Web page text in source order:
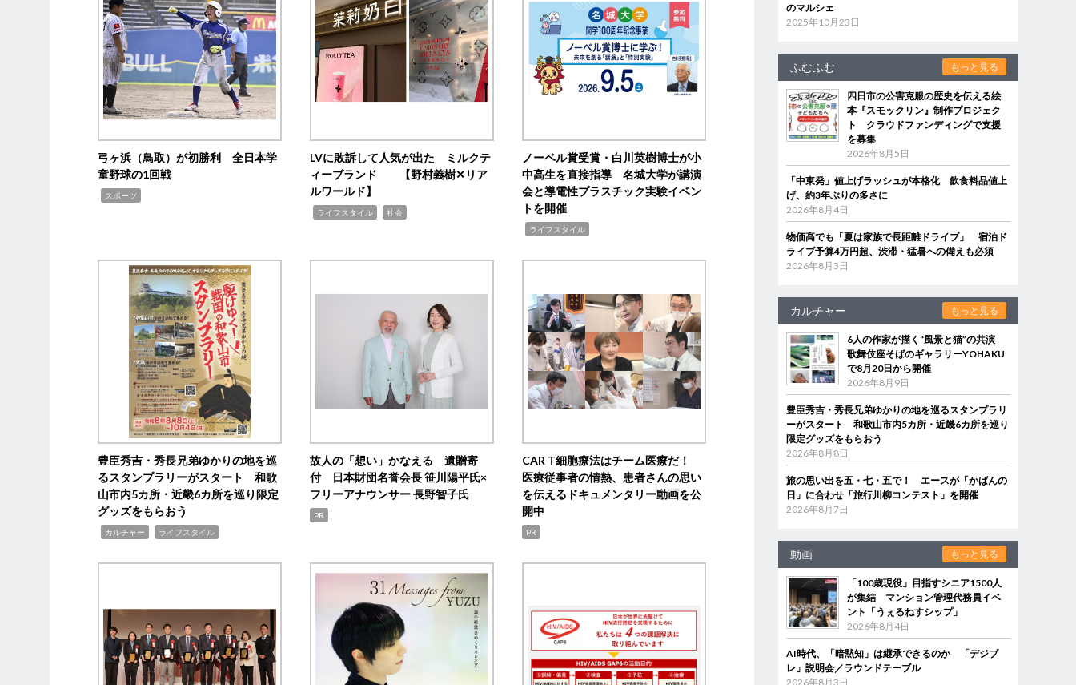
弓ヶ浜（鳥取）が初勝利 全日本学
童野球の1回戦
スポーツ
LVに敗訴して人気が出た ミルクテ
ィーブランド 【野村義樹✕リア
ルワールド】
ライフスタイル 社会
ノーベル賞受賞・白川英樹博士が小
中高生を直接指導 名城大学が講演
会と導電性プラスチック実験イベン
トを開催
ライフスタイル
豊臣秀吉・秀長兄弟ゆかりの地を巡
るスタンプラリーがスタート 和歌
山市内5カ所・近畿6カ所を巡り限定
グッズをもらおう
カルチャー ライフスタイル
故人の「想い」かなえる 遺贈寄
付 日本財団名誉会長 笹川陽平氏×
フリーアナウンサー 長野智子氏
PR
CAR T細胞療法はチーム医療だ！
医療従事者の情熱、患者さんの思い
を伝えるドキュメンタリー動画を公
開中
PR
のマルシェ
2025年10月23日
ふむふむ もっと見る
四日市の公害克服の歴史を伝える絵
本『スモックリン』制作プロジェク
ト クラウドファンディングで支援
を募集
2026年8月5日
「中東発」値上げラッシュが本格化 飲食料品値上
げ、約3年ぶりの多さに
2026年8月4日
物価高でも「夏は家族で長距離ドライブ」 宿泊ド
ライブ予算4万円超、渋滞・猛暑への備えも必須
2026年8月3日
カルチャー もっと見る
6人の作家が描く“風景と猫”の共演
歌舞伎座そばのギャラリーYOHAKU
で8月20日から開催
2026年8月9日
豊臣秀吉・秀長兄弟ゆかりの地を巡るスタンプラリ
ーがスタート 和歌山市内5カ所・近畿6カ所を巡り
限定グッズをもらおう
2026年8月8日
旅の思い出を五・七・五で！ エースが「かばんの
日」に合わせ「旅行川柳コンテスト」を開催
2026年8月7日
動画 もっと見る
「100歳現役」目指すシニア1500人
が集結 マンション管理代務員イベ
ント「うぇるねすシップ」
2026年8月4日
AI時代、「暗黙知」は継承できるのか 「デジブ
レ」説明会／ラウンドテーブル
2026年8月3日